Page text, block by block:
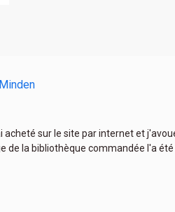
acheté sur le site par internet et
de la bibliothèque commandée l'a